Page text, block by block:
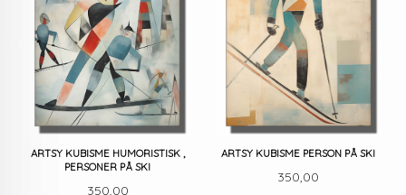
ARTSY KUBISME HUMORISTISK ,
PERSONER PÅ SKI
Pris
350,00
ARTSY KUBISME PERSON PÅ SKI
Pris
350,00